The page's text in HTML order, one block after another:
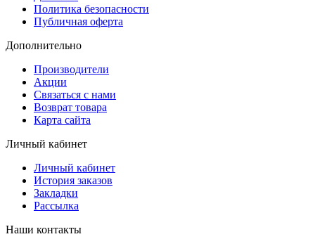
Политика безопасности
Публичная оферта
Дополнительно
Производители
Акции
Связаться с нами
Возврат товара
Карта сайта
Личный кабинет
Личный кабинет
История заказов
Закладки
Рассылка
Наши контакты